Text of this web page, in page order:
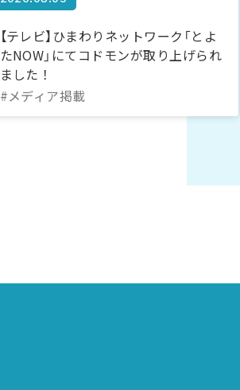
【テレビ】ひまわりネットワーク「とよ
たNOW」にてコドモンが取り上げられ
ました！
#メディア掲載